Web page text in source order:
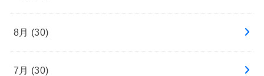
8月 (30)
7月 (30)